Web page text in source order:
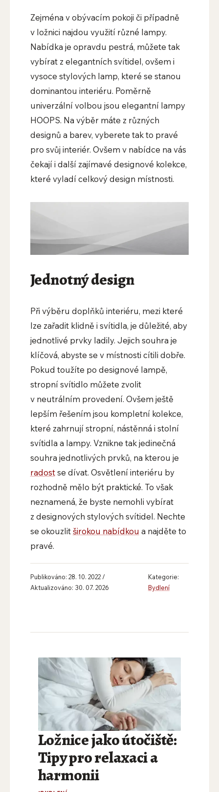
Zejména v obývacím pokoji či případně
v ložnici najdou využití různé lampy.
Nabídka je opravdu pestrá, můžete tak
vybírat z elegantních svítidel, ovšem i
vysoce stylových lamp, které se stanou
dominantou interiéru. Poměrně
univerzální volbou jsou elegantní lampy
HOOPS. Na výběr máte z různých
designů a barev, vyberete tak to pravé
pro svůj interiér. Ovšem v nabídce na vás
čekají i další zajímavé designové kolekce,
které vyladí celkový design místnosti.
Jednotný design
Při výběru doplňků interiéru, mezi které
lze zařadit klidně i svítidla, je důležité, aby
jednotlivé prvky ladily. Jejich souhra je
klíčová, abyste se v místnosti cítili dobře.
Pokud toužíte po designové lampě,
stropní svítidlo můžete zvolit
v neutrálním provedení. Ovšem ještě
lepším řešením jsou kompletní kolekce,
které zahrnují stropní, nástěnná i stolní
svítidla a lampy. Vznikne tak jedinečná
souhra jednotlivých prvků, na kterou je
radostse dívat. Osvětlení interiéru by
rozhodně mělo být praktické. To však
neznamená, že byste nemohli vybírat
z designových stylových svítidel. Nechte
se okouzlitširokou nabídkou a najděte to
pravé.
Publikováno: 28. 10. 2022 /
Aktualizováno: 30. 07. 2026
Kategorie:
Bydlení
Ložnice jako útočiště:
Tipy pro relaxaci a
harmonii